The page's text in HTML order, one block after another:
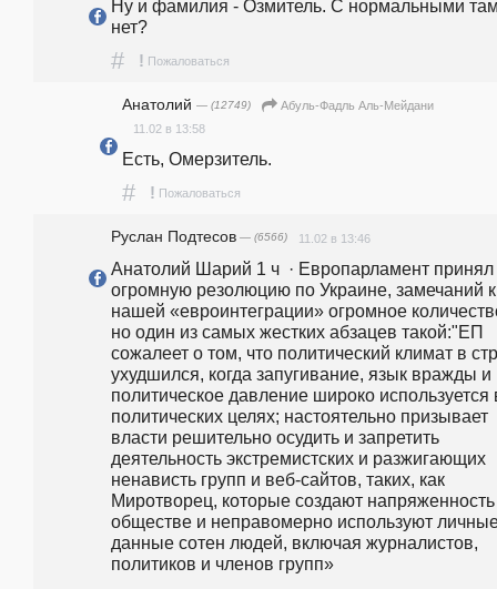
Ну и фамилия - Озмитель. С нормальными
нет?
# ! Пожаловаться
Анатолий — (12749)
Абуль-Фадль Аль-Мейдани
11.02 в 13:58
Есть, Омерзитель.
# ! Пожаловаться
Руслан Подтесов — (6566) 11.02 в 13:46
Анатолий Шарий 1 ч  · Европарламент принял
огромную резолюцию по Украине, замечаний к
нашей «евроинтеграции» огромное
но один из самых жестких абзацев такой:"ЕП
сожалеет о том, что политический климат в
ухудшился, когда запугивание, язык вражды и
политическое давление широко используется
политических целях; настоятельно призывает
власти решительно осудить и запретить
деятельность экстремистских и разжигающих
ненависть групп и веб-сайтов, таких, как
Миротворец, которые создают
обществе и неправомерно используют
данные сотен людей, включая журналистов,
политиков и членов групп»